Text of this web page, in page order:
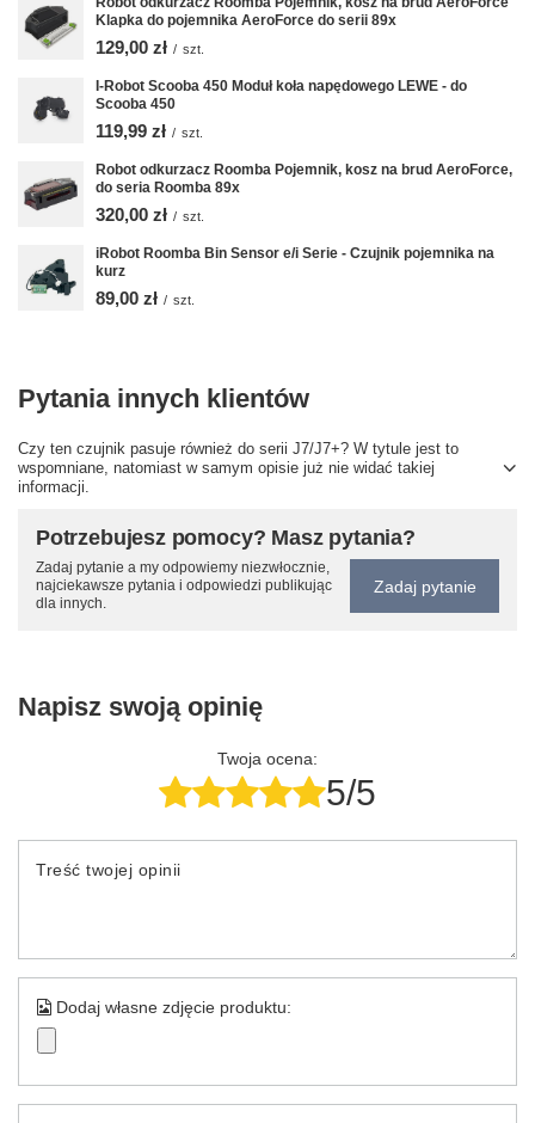
Klapka do pojemnika AeroForce do serii 89x
129,00 zł / szt.
I-Robot Scooba 450 Moduł koła napędowego LEWE - do
Scooba 450
119,99 zł / szt.
Robot odkurzacz Roomba Pojemnik, kosz na brud AeroForce,
do seria Roomba 89x
320,00 zł / szt.
iRobot Roomba Bin Sensor e/i Serie - Czujnik pojemnika na
kurz
89,00 zł / szt.
Pytania innych klientów
Czy ten czujnik pasuje również do serii J7/J7+? W tytule jest to
wspomniane, natomiast w samym opisie już nie widać takiej
informacji.
Potrzebujesz pomocy? Masz pytania?
Zadaj pytanie a my odpowiemy niezwłocznie,
najciekawsze pytania i odpowiedzi publikując
dla innych.
Zadaj pytanie
Napisz swoją opinię
Twoja ocena:
5/5
Treść twojej opinii
Dodaj własne zdjęcie produktu: